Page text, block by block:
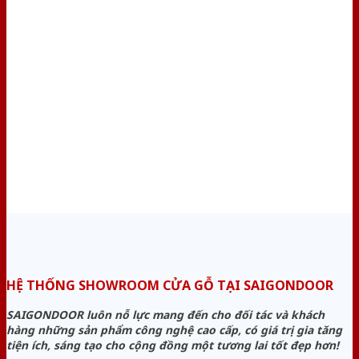
HỆ THỐNG SHOWROOM CỬA GỖ TẠI SAIGONDOOR
SAIGONDOOR luôn nỗ lực mang đến cho đối tác và khách
hàng những sản phẩm công nghệ cao cấp, có giá trị gia tăng
tiện ích, sáng tạo cho cộng đồng một tương lai tốt đẹp hơn!